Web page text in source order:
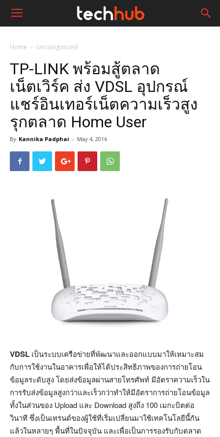
Home Uncategorized
TP-LINK พร้อมสู้ตลาด
เน็ตเวิร์ค ส่ง VDSL อุปกรณ์
แชร์อินเทอร์เน็ตความเร็วสูง
รุกตลาด Home User
By Kannika Padphai - May 4, 2016
VDSL เป็นระบบเครือข่ายที่พัฒนาและออกแบบมาให้เหมาะสม
กับการใช้งานในอาคารเพื่อให้ได้ประสิทธิภาพของการถ่ายโอน
ข้อมูลระดับสูง โดยส่งข้อมูลผ่านสายโทรศัพท์ มีอัตราความเร็วใน
การรับส่งข้อมูลสูงกว่าและเร็วกว่าทำให้มีอัตราการถ่ายโอนข้อมูล
ทั้งในส่วนของ Upload และ Download สูงถึง 100 เมกะบิตต่อ
วินาที ซึ่งเป็นเทรนด์ของผู้ใช้ที่เริ่มเปลี่ยนมาใช้เทคโนโลยีนี้กัน
แล้วในหลายๆ พื้นที่ในปัจจุบัน และเพื่อเป็นการรองรับกับตลาด